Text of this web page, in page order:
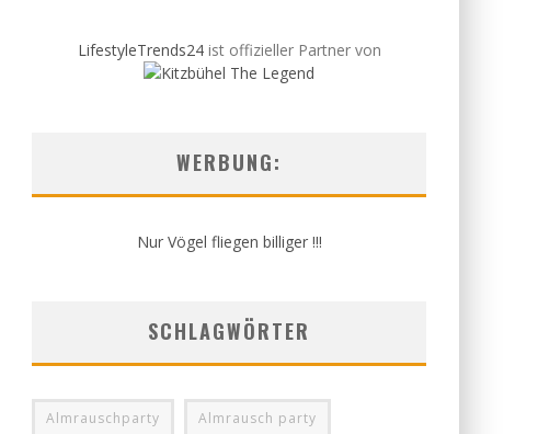
LifestyleTrends24ist offizieller Partner von
WERBUNG:
Nur Vögel fliegen billiger !!!
SCHLAGWÖRTER
Almrauschparty Almrausch party